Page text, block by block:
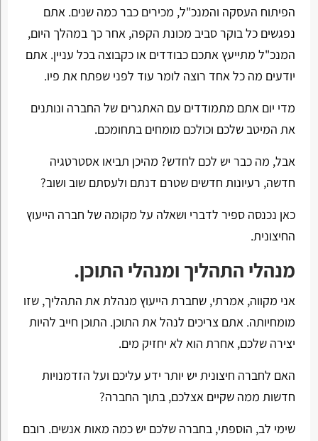
הפיתוח העסקה והמנכ"ל, מכירים כבר כמה שנים. אתם
נפגשים כל בוקר סביב מכונת הקפה, אחר כך במהלך היום,
המנכ"ל מתייעץ אתכם כבודדים או כקבוצה בכל עניין. אתם
יודעים מה כל אחד רוצה לומר עוד לפני שפתח את פיו.
מדי יום אתם מתמודדים עם האתגרים של החברה ונותנים
את המיטב שלכם וכולכם מומחים בתחומכם.
אבל, מה כבר יש לכם לחדש? מהיכן תביאו אסטרטגיה
חדשה, רעיונות חדשים שטרם דנתם ולעסתם שוב ושוב?
כאן נכנסה ספיר לדברי ושאלה על מקומה של חברה הייעוץ
החיצונית.
מנהלי התהליך ומנהלי התוכן.
אני מקווה, אמרתי, שחברת הייעוץ מנהלת את התהליך, שזו
מומחיותה. אתם צריכים לנהל את התוכן. התוכן חייב להיות
יצירה שלכם, אחרת הוא לא יחזיק מים.
האם לחברה חיצונית יש יותר ידע עליכם ועל הזדמנויות
חדשות ממה שקיים אצלכם, בתוך החברה?
שימי לב, הוספתי, בחברה שלכם יש כמה מאות אנשים. רובם